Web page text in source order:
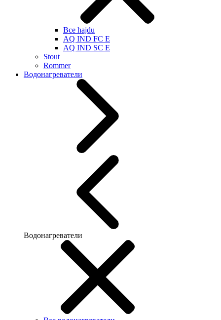
Все hajdu
AQ IND FC E
AQ IND SC E
Stout
Rommer
Водонагреватели
Водонагреватели